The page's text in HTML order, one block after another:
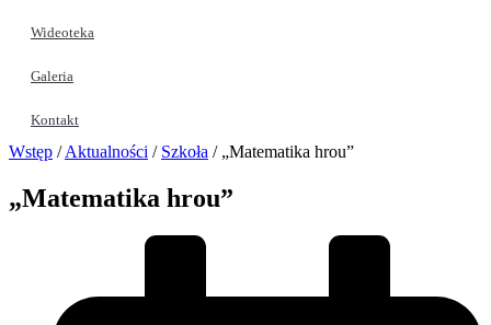
Wideoteka
Galeria
Kontakt
Wstęp / Aktualności / Szkoła / „Matematika hrou”
„Matematika hrou”